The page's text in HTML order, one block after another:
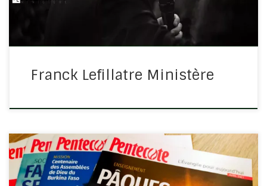
Franck Lefillatre Ministère